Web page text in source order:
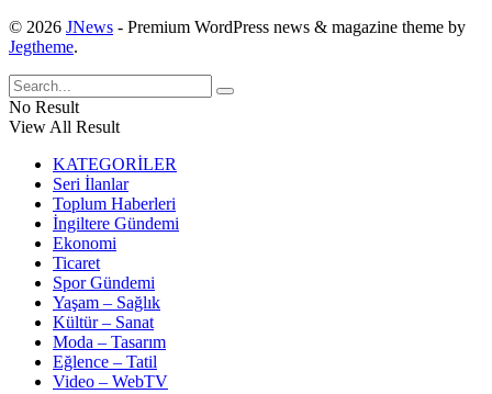
© 2026 JNews - Premium WordPress news & magazine theme by
Jegtheme.
No Result
View All Result
KATEGORİLER
Seri İlanlar
Toplum Haberleri
İngiltere Gündemi
Ekonomi
Ticaret
Spor Gündemi
Yaşam – Sağlık
Kültür – Sanat
Moda – Tasarım
Eğlence – Tatil
Video – WebTV